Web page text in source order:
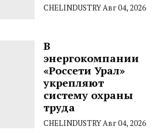
CHELINDUSTRYАвг 04, 2026
В
энергокомпании
«Россети Урал»
укрепляют
систему охраны
труда
CHELINDUSTRYАвг 04, 2026